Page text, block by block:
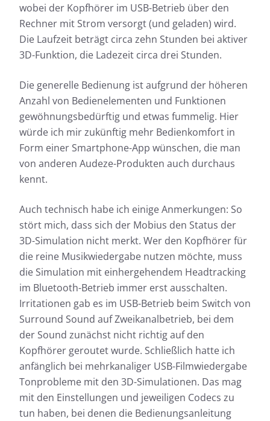
wobei der Kopfhörer im USB-Betrieb über den
Rechner mit Strom versorgt (und geladen) wird.
Die Laufzeit beträgt circa zehn Stunden bei aktiver
3D-Funktion, die Ladezeit circa drei Stunden.
Die generelle Bedienung ist aufgrund der höheren
Anzahl von Bedienelementen und Funktionen
gewöhnungsbedürftig und etwas fummelig. Hier
würde ich mir zukünftig mehr Bedienkomfort in
Form einer Smartphone-App wünschen, die man
von anderen Audeze-Produkten auch durchaus
kennt.
Auch technisch habe ich einige Anmerkungen: So
stört mich, dass sich der Mobius den Status der
3D-Simulation nicht merkt. Wer den Kopfhörer für
die reine Musikwiedergabe nutzen möchte, muss
die Simulation mit einhergehendem Headtracking
im Bluetooth-Betrieb immer erst ausschalten.
Irritationen gab es im USB-Betrieb beim Switch von
Surround Sound auf Zweikanalbetrieb, bei dem
der Sound zunächst nicht richtig auf den
Kopfhörer geroutet wurde. Schließlich hatte ich
anfänglich bei mehrkanaliger USB-Filmwiedergabe
Tonprobleme mit den 3D-Simulationen. Das mag
mit den Einstellungen und jeweiligen Codecs zu
tun haben, bei denen die Bedienungsanleitung